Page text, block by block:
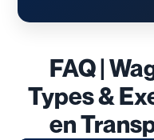
FAQ |
Types &
en